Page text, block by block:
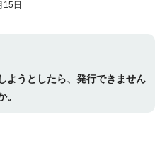
日
ようとしたら、発行できません